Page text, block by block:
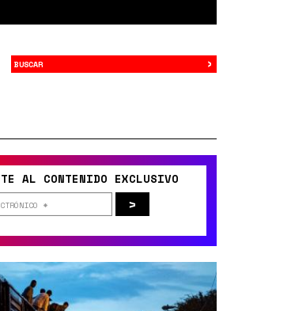
›
AL CONTENIDO EXCLUSIVO
>